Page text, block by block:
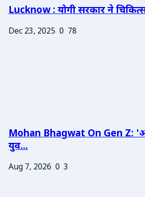
Lucknow : योगी सरकार ने
Dec 23, 2025 0 78
Mohan Bhagwat On Gen Z:
युव...
Aug 7, 2026 0 3